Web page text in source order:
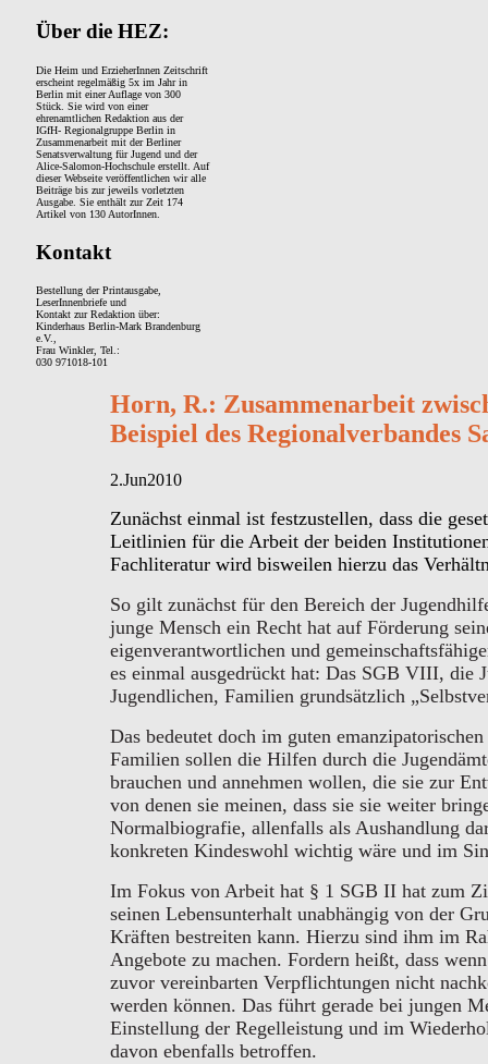
Über die HEZ:
Die Heim und ErzieherInnen Zeitschrift
erscheint regelmäßig 5x im Jahr in
Berlin mit einer Auflage von 300
Stück. Sie wird von einer
ehrenamtlichen Redaktion aus der
IGfH- Regionalgruppe Berlin in
Zusammenarbeit mit der Berliner
Senatsverwaltung für Jugend und der
Alice-Salomon-Hochschule erstellt. Auf
dieser Webseite veröffentlichen wir alle
Beiträge bis zur jeweils vorletzten
Ausgabe. Sie enthält zur Zeit 174
Artikel von 130 AutorInnen.
Kontakt
Bestellung der Printausgabe,
LeserInnenbriefe und
Kontakt zur Redaktion über:
Kinderhaus Berlin-Mark Brandenburg
e.V.,
Frau Winkler, Tel.:
030 971018-101
Horn, R.: Zusammenarbeit
Beispiel des Regionalverbandes
2.Jun2010
Zunächst einmal ist festzustellen, dass die
Leitlinien für die Arbeit der beiden
Fachliteratur wird bisweilen hierzu das
So gilt zunächst für den Bereich der
junge Mensch ein Recht hat auf Förderung
eigenverantwortlichen und
es einmal ausgedrückt hat: Das SGB VIII, die
Jugendlichen, Familien grundsätzlich
Das bedeutet doch im guten
Familien sollen die Hilfen durch die
brauchen und annehmen wollen, die sie zur
von denen sie meinen, dass sie sie weiter
Normalbiografie, allenfalls als Aushandlung
konkreten Kindeswohl wichtig wäre und im
Im Fokus von Arbeit hat § 1 SGB II hat zum
seinen Lebensunterhalt unabhängig von der
Kräften bestreiten kann. Hierzu sind ihm im
Angebote zu machen. Fordern heißt, dass
zuvor vereinbarten Verpflichtungen nicht
werden können. Das führt gerade bei jungen
Einstellung der Regelleistung und im
davon ebenfalls betroffen.